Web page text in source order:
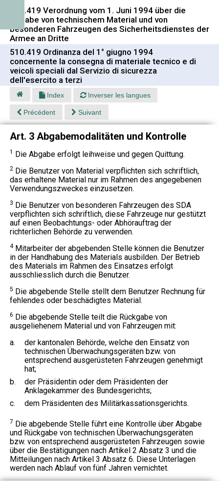
510.419 Verordnung vom 1. Juni 1994 über die
Abgabe von technischem Material und von
besonderen Fahrzeugen des Sicherheitsdienstes der
Armee an Dritte
510.419 Ordinanza del 1° giugno 1994
concernente la consegna di materiale tecnico e di
veicoli speciali dal Servizio di sicurezza
dell'esercito a terzi
Index Inverser les langues
Précédent Suivant
Art. 3 Abgabemodalitäten und Kontrolle
1 Die Abgabe erfolgt leihweise und gegen Quittung.
2 Die Benutzer von Material verpflichten sich schriftlich,
das erhaltene Material nur im Rahmen des angegebenen
Verwendungszweckes einzusetzen.
3 Die Benutzer von besonderen Fahrzeugen des SDA
verpflichten sich schriftlich, diese Fahrzeuge nur gestützt
auf einen Beobachtungs- oder Abhörauftrag der
richterlichen Behörde zu verwenden.
4Mitarbeiter der abgebenden Stelle können die Benutzer
in der Handhabung des Materials ausbilden. Der Betrieb
des Materials im Rahmen des Einsatzes erfolgt
ausschliesslich durch die Benutzer.
5 Die abgebende Stelle stellt dem Benutzer Rechnung für
fehlendes oder beschädigtes Material.
6 Die abgebende Stelle teilt die Rückgabe von
ausgeliehenem Material und von Fahrzeugen mit:
a.
der kantonalen Behörde, welche den Einsatz von
technischen Überwachungsgeräten bzw. von
entsprechend ausgerüsteten Fahrzeugen genehmigt
hat;
b.
der Präsidentin oder dem Präsidenten der
Anklagekammer des Bundesgerichts;
c.
dem Präsidenten des Militärkassationsgerichts.
7 Die abgebende Stelle führt eine Kontrolle über Abgabe
und Rückgabe von technischen Überwachungsgeräten
bzw. von entsprechend ausgerüsteten Fahrzeugen sowie
über die Bestätigungen nach Artikel 2 Absatz 3 und die
Mitteilungen nach Artikel 3 Absatz 6. Diese Unterlagen
werden nach Ablauf von fünf Jahren vernichtet.